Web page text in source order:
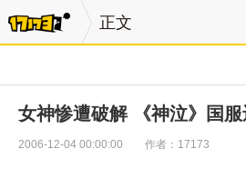
正文
女神惨遭破解 《神泣》国
2006-12-04 00:00:00 作者：17173